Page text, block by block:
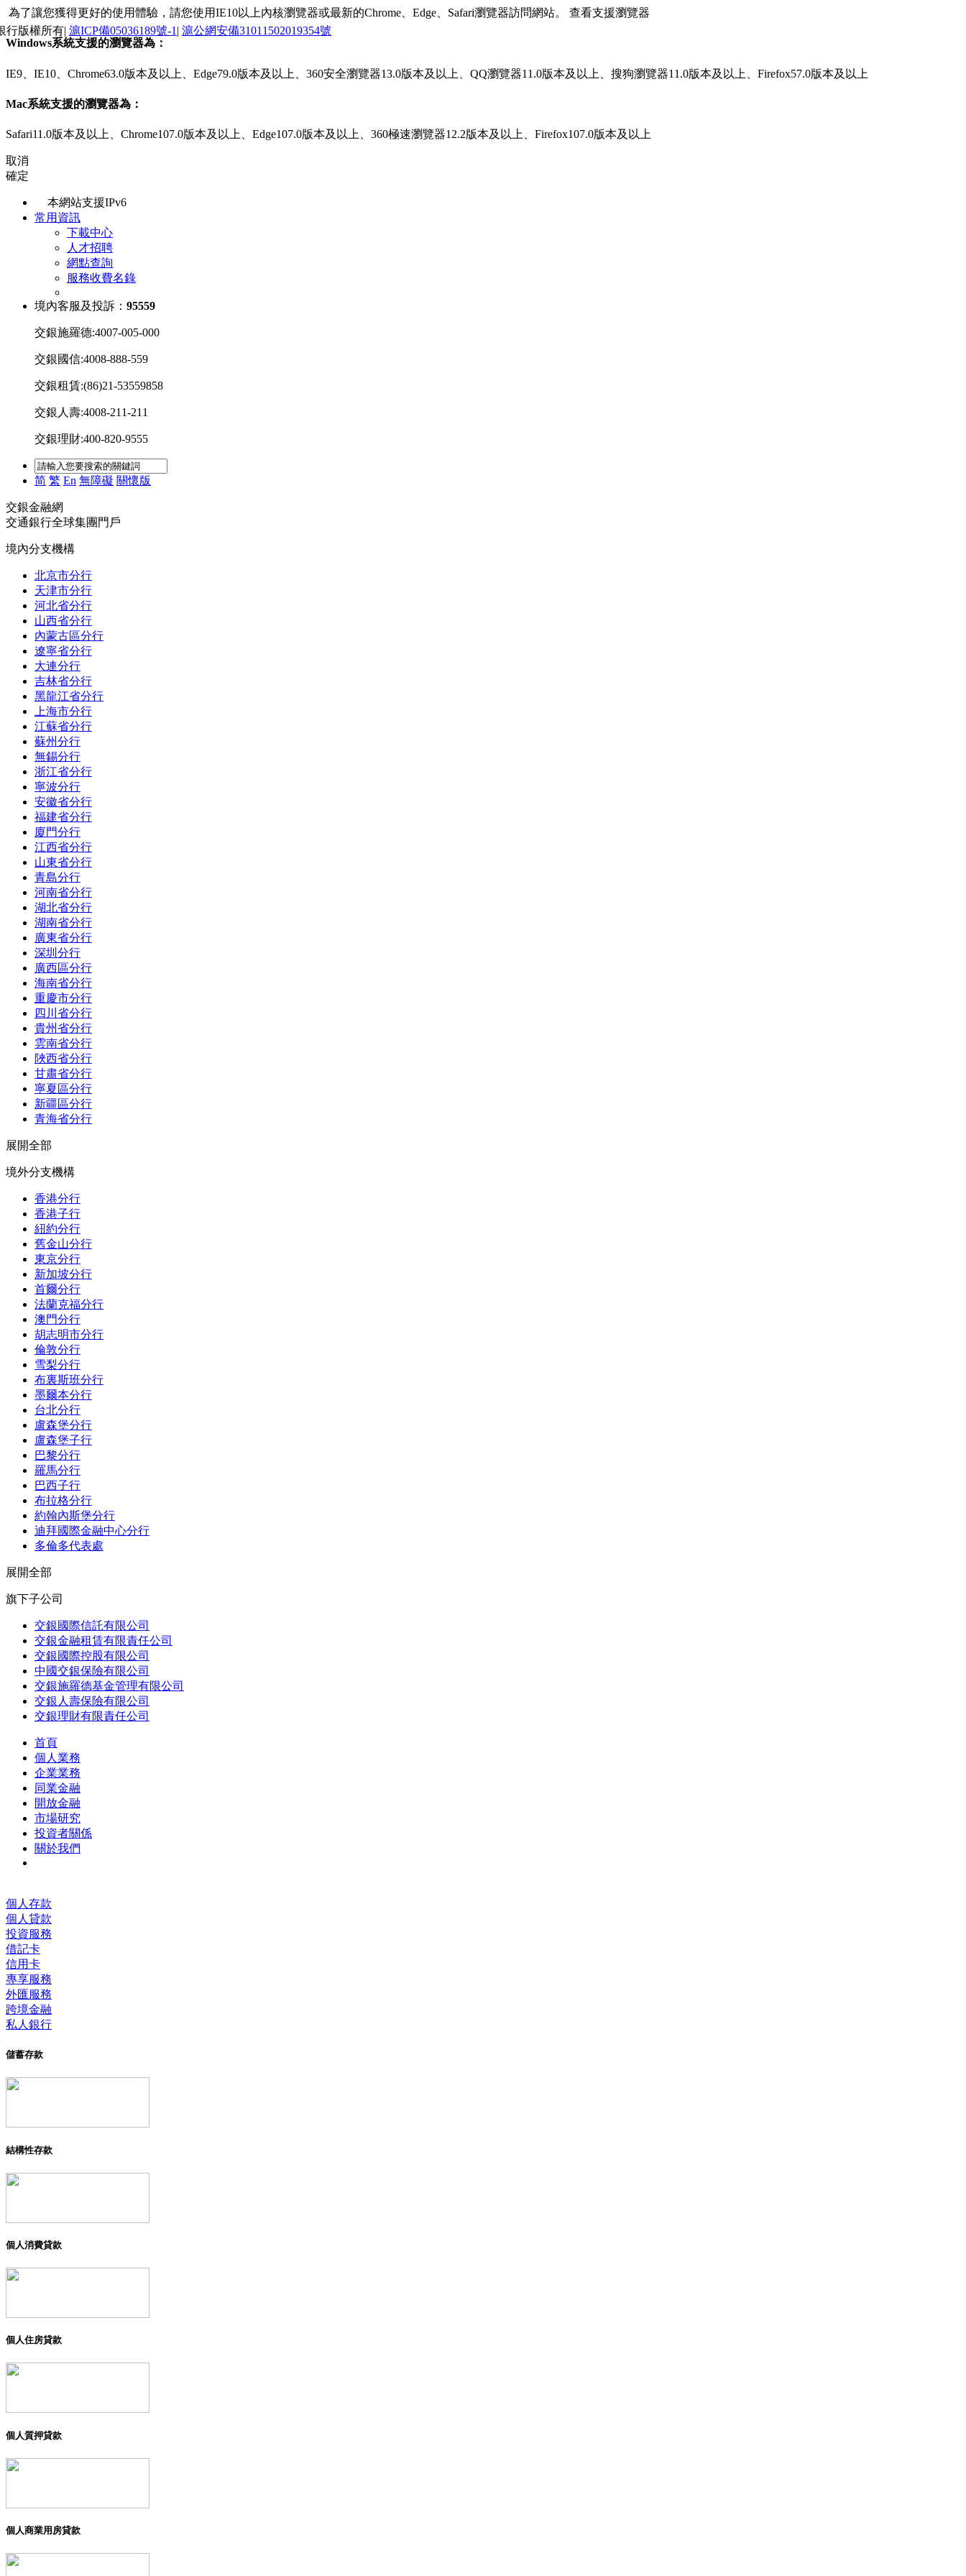
為了讓您獲得更好的使用體驗，請您使用IE10以上內核瀏覽器或最新的Chrome、Edge、Safari瀏覽器訪問網站。 查看支援瀏覽器
Windows系統支援的瀏覽器為：
IE9、IE10、Chrome63.0版本及以上、Edge79.0版本及以上、360安全瀏覽器13.0版本及以上、QQ瀏覽器11.0版本及以上、搜狗瀏覽器11.0版本及以上、Firefox57.0版本及以上
Mac系統支援的瀏覽器為：
Safari11.0版本及以上、Chrome107.0版本及以上、Edge107.0版本及以上、360極速瀏覽器12.2版本及以上、Firefox107.0版本及以上
取消
確定
本網站支援IPv6
常用資訊
下載中心
人才招聘
網點查詢
服務收費名錄
境內客服及投訴： 95559
交銀施羅德:4007-005-000
交銀國信:4008-888-559
交銀租賃:(86)21-53559858
交銀人壽:4008-211-211
交銀理財:400-820-9555
简 繁 En 無障礙 關懷版
交銀金融網
交通銀行全球集團門戶
境內分支機構
北京市分行
天津市分行
河北省分行
山西省分行
內蒙古區分行
遼寧省分行
大連分行
吉林省分行
黑龍江省分行
上海市分行
江蘇省分行
蘇州分行
無錫分行
浙江省分行
寧波分行
安徽省分行
福建省分行
廈門分行
江西省分行
山東省分行
青島分行
河南省分行
湖北省分行
湖南省分行
廣東省分行
深圳分行
廣西區分行
海南省分行
重慶市分行
四川省分行
貴州省分行
雲南省分行
陜西省分行
甘肅省分行
寧夏區分行
新疆區分行
青海省分行
展開全部
境外分支機構
香港分行
香港子行
紐約分行
舊金山分行
東京分行
新加坡分行
首爾分行
法蘭克福分行
澳門分行
胡志明市分行
倫敦分行
雪梨分行
布裏斯班分行
墨爾本分行
台北分行
盧森堡分行
盧森堡子行
巴黎分行
羅馬分行
巴西子行
布拉格分行
約翰內斯堡分行
迪拜國際金融中心分行
多倫多代表處
展開全部
旗下子公司
交銀國際信託有限公司
交銀金融租賃有限責任公司
交銀國際控股有限公司
中國交銀保險有限公司
交銀施羅德基金管理有限公司
交銀人壽保險有限公司
交銀理財有限責任公司
首頁
個人業務
企業業務
同業金融
開放金融
市場研究
投資者關係
關於我們
個人存款
個人貸款
投資服務
借記卡
信用卡
專享服務
外匯服務
跨境金融
私人銀行
儲蓄存款
結構性存款
個人消費貸款
個人住房貸款
個人質押貸款
個人商業用房貸款
行版權所有| 滬ICP備05036189號-1 | 滬公網安備31011502019354號